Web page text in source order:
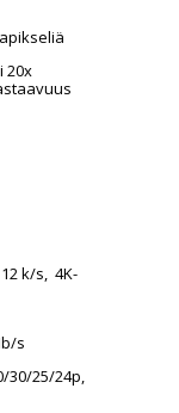
20x
k/s, 4K-
s
30/25/24p,